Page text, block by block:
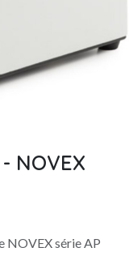
NOVEX
NOVEX série AP